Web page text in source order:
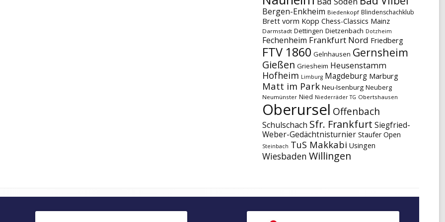
Bergen-Enkheim Biedenkopf Blindenschachklub
Brett vorm Kopp Chess-Classics Mainz
Darmstadt Dettingen Dietzenbach Dotzheim
Fechenheim Frankfurt Nord Friedberg
FTV 1860 Gelnhausen Gernsheim
Gießen Griesheim Heusenstamm
Hofheim Limburg Magdeburg Marburg
Matt im Park Neu-Isenburg Neuberg
Neumünster Nied Niederräder TG Obertshausen
Oberursel Offenbach
Schulschach Sfr. Frankfurt Siegfried-
Weber-Gedächtnisturnier Staufer Open
Steinbach TuS Makkabi Usingen
Wiesbaden Willingen